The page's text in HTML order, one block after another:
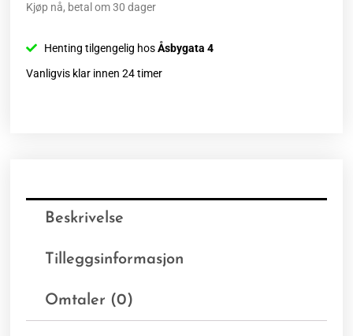
Kjøp nå, betal om 30 dager
Henting tilgengelig hosÅsbygata 4
Vanligvis klar innen 24 timer
Beskrivelse
Tilleggsinformasjon
Omtaler (0)